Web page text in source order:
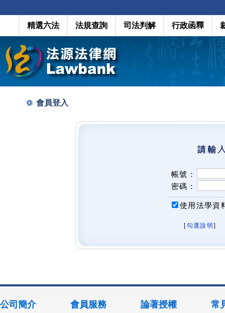
精選六法 法規查詢 司法判解 行政函釋
會員登入
帳號：
密碼：
使用法學資
[勾選說明 ]
公司簡介 會員服務 論著授權 常